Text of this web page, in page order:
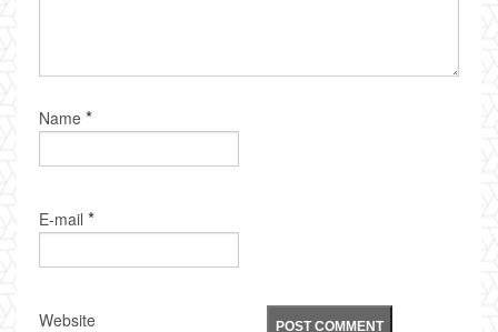
Name *
E-mail *
Website